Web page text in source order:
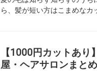
ら、髪が短い方はこまめな
【1000円カットあ
屋・ヘアサロンまとめ